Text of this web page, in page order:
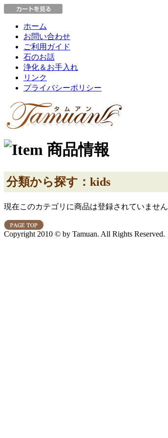
ホーム
お問い合わせ
ご利用ガイド
石のお話
浄化＆お手入れ
リンク
プライバシーポリシー
分類から探す：kids
現在このカテゴリに商品は登録されていません
Copyright 2010 © by Tamuan. All Rights Reserved.